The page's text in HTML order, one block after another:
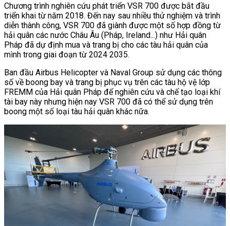
Chương trình nghiên cứu phát triển VSR 700 được bắt đầu
triển khai từ năm 2018. Đến nay sau nhiều thử nghiệm và trình
diễn thành công, VSR 700 đã giành được một số hợp đồng từ
hải quân các nước Châu Âu (Pháp, Ireland...) như Hải quân
Pháp đã dự định mua và trang bị cho các tàu hải quân của
mình trong giai đoạn từ 2024 2035.
Ban đầu Airbus Helicopter và Naval Group sử dụng các thông
số về boong bay và trang bị phục vụ trên các tàu hộ vệ lớp
FREMM của Hải quân Pháp để nghiên cứu và chế tạo loại khí
tài bay này nhưng hiện nay VSR 700 đã có thể sử dụng trên
boong một số loại tàu hải quân khác nữa.